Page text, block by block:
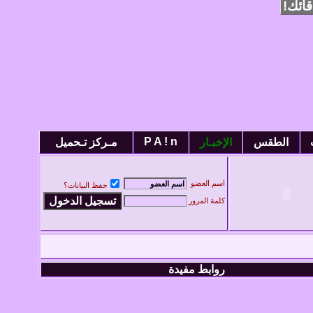
الطقس الإخبـار P A ! n مـركز تـحميل
اسم العضو
حفظ البيانات؟
كلمة المرور
روابط مفيدة